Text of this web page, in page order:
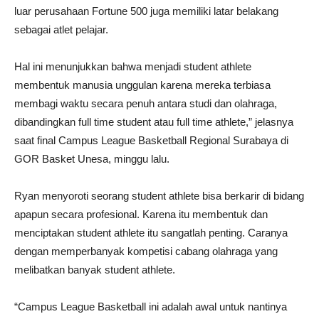
luar perusahaan Fortune 500 juga memiliki latar belakang
sebagai atlet pelajar.
​Hal ini menunjukkan bahwa menjadi student athlete
membentuk manusia unggulan karena mereka terbiasa
membagi waktu secara penuh antara studi dan olahraga,
dibandingkan full time student atau full time athlete,” jelasnya
saat final Campus League Basketball Regional Surabaya di
GOR Basket Unesa, minggu lalu.
Ryan menyoroti seorang student athlete bisa berkarir di bidang
apapun secara profesional. Karena itu membentuk dan
menciptakan student athlete itu sangatlah penting. Caranya
dengan memperbanyak kompetisi cabang olahraga yang
melibatkan banyak student athlete.
“Campus League Basketball ini adalah awal untuk nantinya